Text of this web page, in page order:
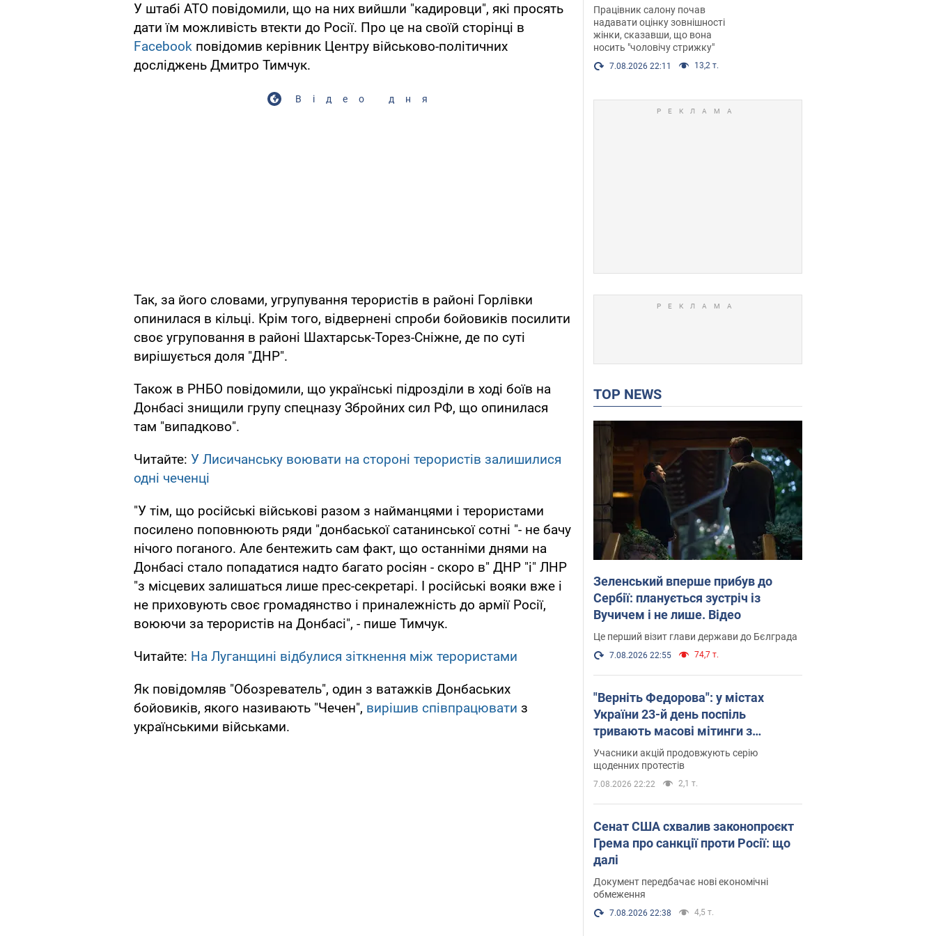
У штабі АТО повідомили, що на них вийшли "кадировци", які просять
дати їм можливість втекти до Росії. Про це на своїй сторінці в
Facebook повідомив керівник Центру військово-політичних
досліджень Дмитро Тимчук.
Відео дня
Так, за його словами, угрупування терористів в районі Горлівки
опинилася в кільці. Крім того, відвернені спроби бойовиків посилити
своє угруповання в районі Шахтарськ-Торез-Сніжне, де по суті
вирішується доля "ДНР".
Також в РНБО повідомили, що українські підрозділи в ході боїв на
Донбасі знищили групу спецназу Збройних сил РФ, що опинилася
там "випадково".
Читайте: У Лисичанську воювати на стороні терористів залишилися
одні чеченці
"У тім, що російські військові разом з найманцями і терористами
посилено поповнюють ряди "донбаської сатанинської сотні "- не бачу
нічого поганого. Але бентежить сам факт, що останніми днями на
Донбасі стало попадатися надто багато росіян - скоро в" ДНР "і" ЛНР
"з місцевих залишаться лише прес-секретарі. І російські вояки вже і
не приховують своє громадянство і приналежність до армії Росії,
воюючи за терористів на Донбасі", - пише Тимчук.
Читайте: На Луганщині відбулися зіткнення між терористами
Як повідомляв "Обозреватель", один з ватажків Донбаських
бойовиків, якого називають "Чечен", вирішив співпрацювати з
українськими військами.
після хімієтерапії,
розгорівся скандал.
Фото
Працівник салону почав
надавати оцінку зовнішності
жінки, сказавши, що вона
носить "чоловічу стрижку"
7.08.2026 22:11 13,2 т.
TOP NEWS
Зеленський вперше прибув до
Сербії: планується зустріч із
Вучичем і не лише. Відео
Це перший візит глави держави до Бєлграда
7.08.2026 22:55 74,7 т.
"Верніть Федорова": у містах
України 23-й день поспіль
тривають масові мітинги з
картонками. Фото і відео
Учасники акцій продовжують серію
щоденних протестів
7.08.2026 22:22 2,1 т.
Сенат США схвалив законопроєкт
Грема про санкції проти Росії: що
далі
Документ передбачає нові економічні
обмеження
7.08.2026 22:38 4,5 т.